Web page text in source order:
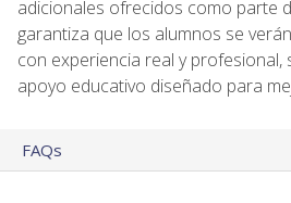
adicionales ofrecidos como parte
garantiza que los alumnos se
con experiencia real y profesional,
apoyo educativo diseñado para
FAQs